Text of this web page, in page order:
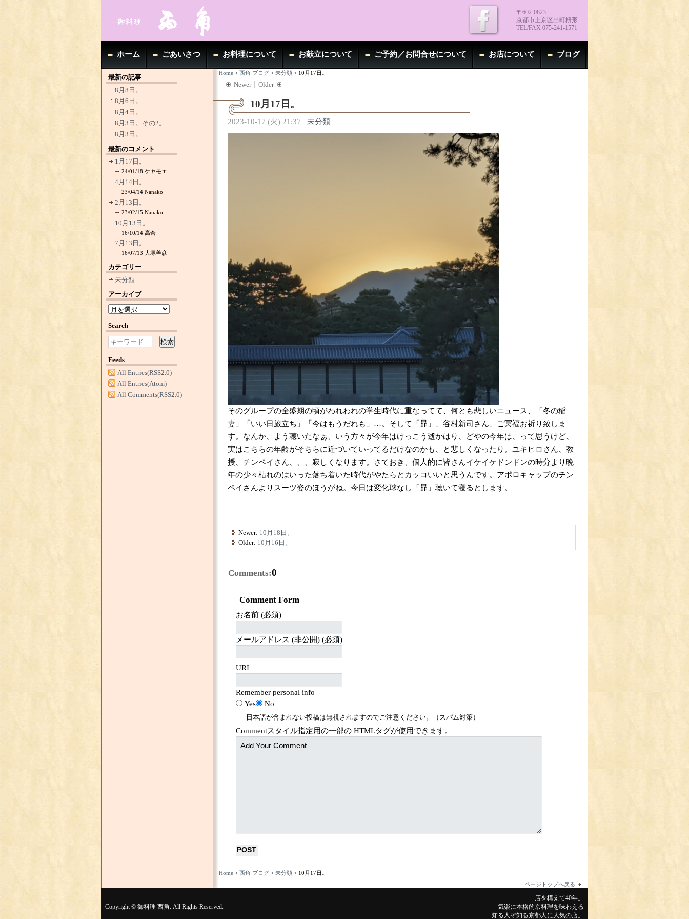
〒602-0823
京都市上京区出町枡形
TEL/FAX 075-241-1571
ホーム ごあいさつ お料理について お献立について ご予約／お問合せについて お店について ブログ
Home> 西角 ブログ> 未分類> 10月17日。
Newer Older
10月17日。
2023-10-17 (火) 21:37 未分類
そのグループの全盛期の頃がわれわれの学生時代に重なってて、何とも悲しいニュース、「冬の稲
妻」「いい日旅立ち」「今はもうだれも」…。そして「昴」、谷村新司さん、ご冥福お祈り致しま
す。なんか、よう聴いたなぁ、いう方々が今年はけっこう逝かはり、どやの今年は、って思うけど、
実はこちらの年齢がそちらに近づいていってるだけなのかも、と悲しくなったり。ユキヒロさん、教
授、チンペイさん、、、寂しくなります。さておき、個人的に皆さんイケイケドンドンの時分より晩
年の少々枯れのはいった落ち着いた時代がやたらとカッコいいと思うんです。アポロキャップのチン
ペイさんよりスーツ姿のほうがね。今日は変化球なし「昴」聴いて寝るとします。
Newer: 10月18日。
Older: 10月16日。
Comments:0
Comment Form
お名前 (必須)
メールアドレス (非公開) (必須)
URI
Remember personal info
Yes
No
日本語が含まれない投稿は無視されますのでご注意ください。（スパム対策）
Commentスタイル指定用の一部の HTMLタグが使用できます。
Home> 西角 ブログ> 未分類> 10月17日。
ページトップへ戻る
最新の記事
8月8日。
8月6日。
8月4日。
8月3日。その2。
8月3日。
最新のコメント
1月17日。
24/01/18ケヤモエ
4月14日。
23/04/14Nanako
2月13日。
23/02/15Nanako
10月13日。
16/10/14高倉
7月13日。
16/07/13大塚善彦
カテゴリー
未分類
アーカイブ
Search
検索
Feeds
All Entries(RSS2.0)
All Entries(Atom)
All Comments(RSS2.0)
Copyright © 御料理 西角. All Rights Reserved.
店を構えて40年。
気楽に本格的京料理を味わえる
知る人ぞ知る京都人に人気の店。